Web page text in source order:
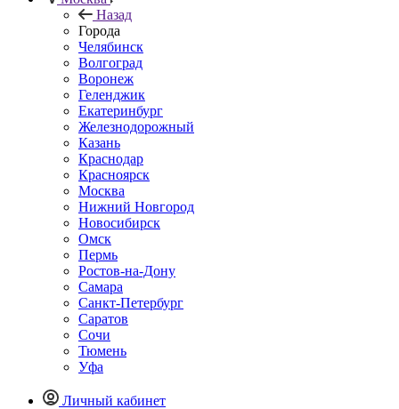
Назад
Города
Челябинск
Волгоград
Воронеж
Геленджик
Екатеринбург
Железнодорожный
Казань
Краснодар
Красноярск
Москва
Нижний Новгород
Новосибирск
Омск
Пермь
Ростов-на-Дону
Самара
Санкт-Петербург
Саратов
Сочи
Тюмень
Уфа
Личный кабинет